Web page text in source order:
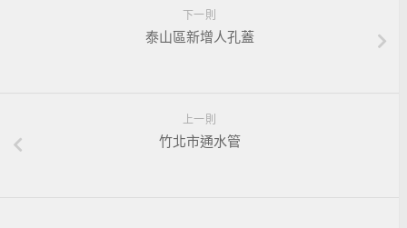
下一則
泰山區新增人孔蓋
上一則
竹北市通水管